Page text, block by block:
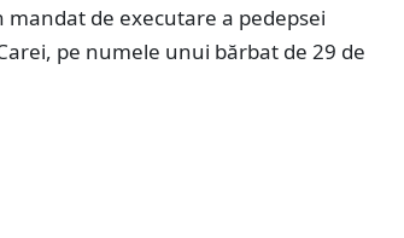
mandat de executare a pedepsei
pe numele unui bărbat de 29 de